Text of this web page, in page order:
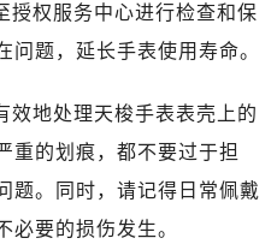
授权服务中心进行检查和保
问题，延长手表使用寿命。
效地处理天梭手表表壳上的
重的划痕，都不要过于担
题。同时，请记得日常佩戴
必要的损伤发生。